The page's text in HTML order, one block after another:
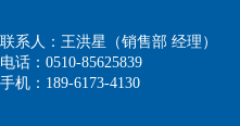
联系人：王洪星（销售部 经理）
电话：0510-85625839
手机：189-6173-4130